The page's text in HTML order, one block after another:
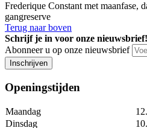
Frederique Constant met maanfase,
gangreserve
Terug naar boven
Schrijf je in voor onze nieuwsbrief!
Abonneer u op onze nieuwsbrief
Inschrijven
Openingstijden
Maandag
Dinsdag